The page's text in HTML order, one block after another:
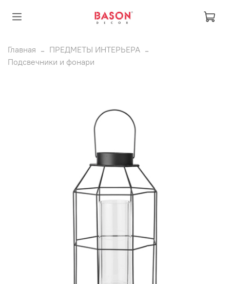
Главная
ПРЕДМЕТЫ ИНТЕРЬЕРА
Подсвечники и фонари